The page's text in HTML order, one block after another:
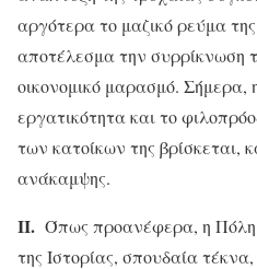
αργότερα το μαζικό ρεύμα
αποτέλεσμα την συρρίκνωση
οικονομικό μαρασμό. Σήμερα,
εργατικότητα και το
των κατοίκων της βρίσκεται,
ανάκαμψης.
ΙΙ. Όπως προανέφερα, η Πόλη
της Ιστορίας, σπουδαία